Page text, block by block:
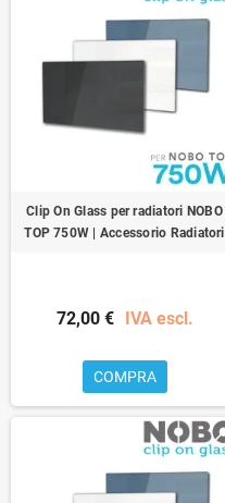
Clip On Glass per radiatori NOBO
TOP 750W | Accessorio Radiatori
72,00 € IVA escl.
COMPRA